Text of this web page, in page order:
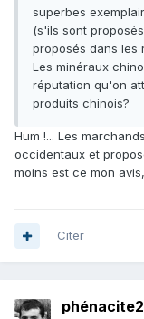
superbes
(s'ils sont
proposés dans les
Les minéraux
réputation qu'on
produits chinois?
Hum !... Les
occidentaux et
moins est ce mon
Citer
phénacite2